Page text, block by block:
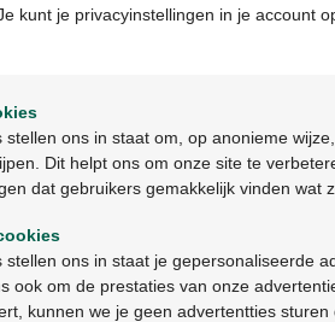
Service
Description
Ga verder in het nederlands
kunt je privacyinstellingen in je account
stellen ons in staat om, op anonieme
Dit helpt ons om onze site te
dat gebruikers gemakkelijk vinden wat
stellen ons in staat je gepersonaliseerde
ook om de prestaties van onze
kunnen we je geen advertentties